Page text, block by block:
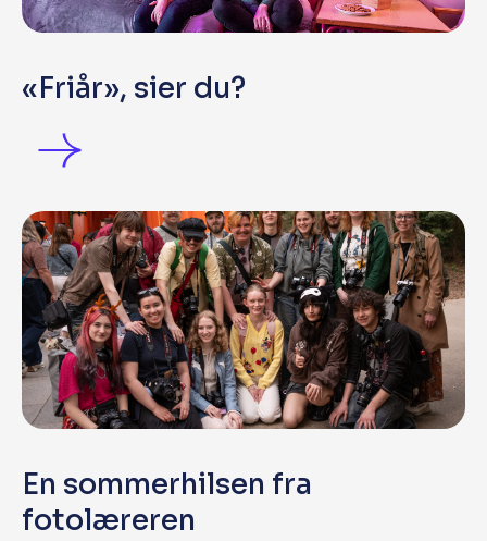
«Friår», sier du?
En sommerhilsen fra
fotolæreren